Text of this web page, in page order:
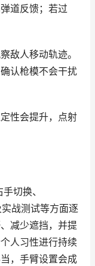
道反馈；若过
敌人移动轨迹。
认枪模不会干扰
性会提升，点射
切换、
战测试等方面逐
减少遮挡，并提
人习性进行持续
，手臂设置会成